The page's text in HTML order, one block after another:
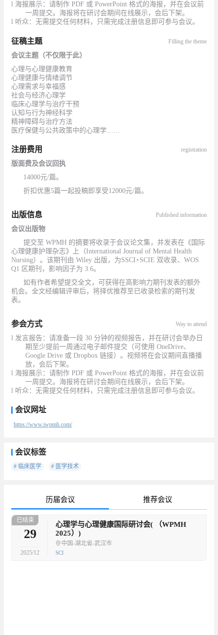
l 海报展示：请制作 PDF 或 PowerPoint 格式的海报，并在会议前
一周提交。海报将在研讨会期间在线展示，会后下架。
l 听众：无需提交任何材料，只需完成注册信息即可参与会议。
征稿主题 Filling the theme
会议主题（不仅限于此）
心理与心理健康教育
心理健康与情绪调节
心理需求与幸福感
社会与经济心理学
临床心理学与治疗干预
认知与行为神经科学
精神障碍与治疗方法
医疗保健与公共政策中的心理学
注册费用 registration
版面费及会议回执
14000元/篇。
折扣优惠5篇一起投稿即享受12000元/篇。
出版信息 Published information
会议出版物
提交至 WPMH 的摘要将收录于会议论文集，并发表在《国际
心理健康护理杂志》上（International Journal of Mental Health
Nursing）。该期刊由 Wiley 出版，为SSCI+SCIE 双收录、WOS
Q1 区期刊，影响因子为 3.6。
如有作者希望提交全文，可获得在高影响力期刊发表的额外
机会。全文经编辑评审后，将择优推荐至已收录检索的期刊发
表。
参会方式 Way to attend
l发言报告：请准备一段 30 分钟的视频报告，并在研讨会举办日
期至少提前一周通过电子邮件提交（可使用 OneDrive、
Google Drive 或 Dropbox 链接）。视频将在会议期间直播播
放，会后下架。
l 海报展示：请制作 PDF 或 PowerPoint 格式的海报，并在会议前
一周提交。海报将在研讨会期间在线展示，会后下架。
l 听众：无需提交任何材料，只需完成注册信息即可参与会议。
会议网址
https://www.iwpmh.com/
会议标签
# 临床医学 # 医学技术
历届会议 推荐会议
已结束
29
2025/12
心理学与心理健康国际研讨会( （WPMH
2025）)
中国-湖北省-武汉市
SCI